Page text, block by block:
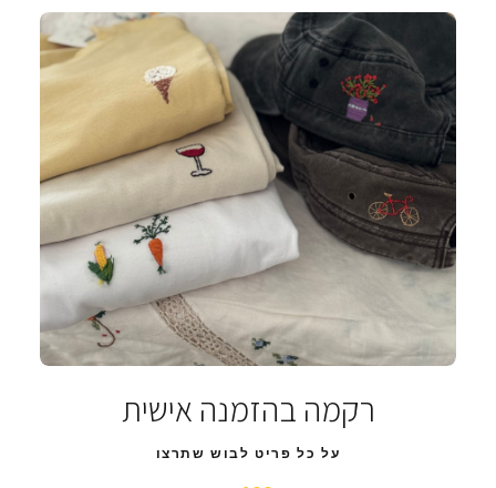
רקמה בהזמנה אישית
על כל פריט לבוש שתרצו